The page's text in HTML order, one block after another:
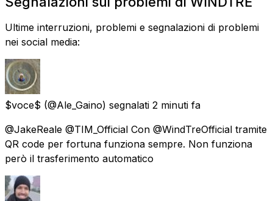
Ultime interruzioni, problemi e segnalazioni di problemi
nei social media:
$voce$ (@Ale_Gaino) segnalati 2 minuti fa
@JakeReale @TIM_Official Con @WindTreOfficial tramite
QR code per fortuna funziona sempre. Non funziona
però il trasferimento automatico